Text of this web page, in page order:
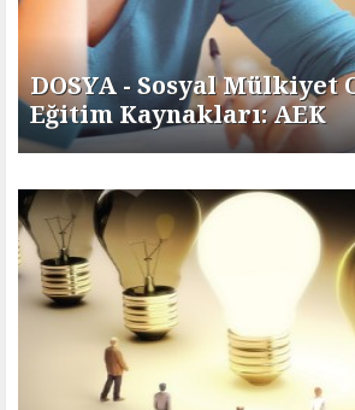
DOSYA - Sosyal Mülkiyet
Eğitim Kaynakları: AEK